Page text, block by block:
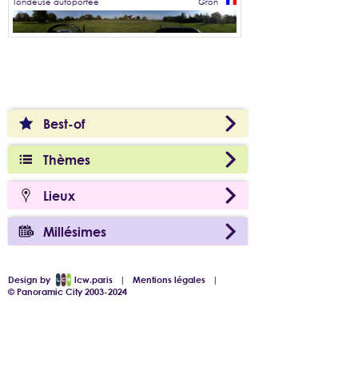
Best-of
Thèmes
Lieux
Millésimes
Design by lcw.paris |Mentions légales |
© Panoramic City 2003-2024